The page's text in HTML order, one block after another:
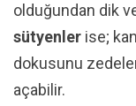
olduğundan dik
sütyenler ise;
dokusunu
açabilir.